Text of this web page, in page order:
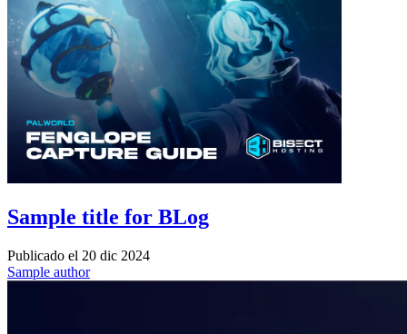
Sample title for BLog
Publicado el 20 dic 2024
Sample author